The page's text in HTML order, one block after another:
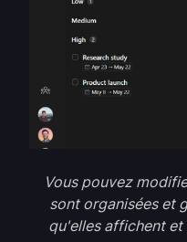
Vous pouvez
sont organisées et
qu'elles affichent et